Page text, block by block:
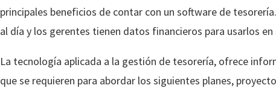
principales beneficios de contar con un software de
al día y los gerentes tienen datos financieros para usarlos
La tecnología aplicada a la gestión de tesorería, ofrece
que se requieren para abordar los siguientes planes,